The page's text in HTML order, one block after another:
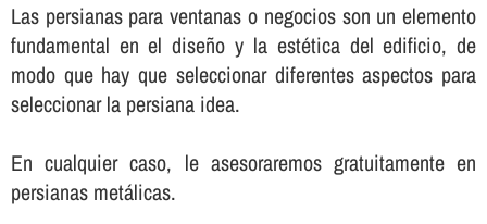
Las persianas para ventanas o negocios son un elemento
fundamental en el diseño y la estética del edificio, de
modo que hay que seleccionar diferentes aspectos para
seleccionar la persiana idea.
En cualquier caso, le asesoraremos gratuitamente en
persianas metálicas.